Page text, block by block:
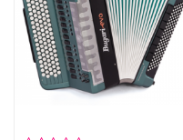
Guitarras
Baixos